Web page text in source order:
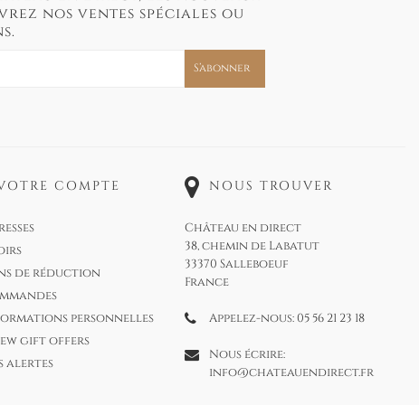
nos ventes spéciales ou
COMPTE
de réduction
personnelles
gift offers
alertes
NOUS TROUVER
Château en direct
38, chemin de Labatut
33370 Salleboeuf
France
Appelez-nous:05 56 21 23 18
Nous écrire:
info@chateauendirect.fr